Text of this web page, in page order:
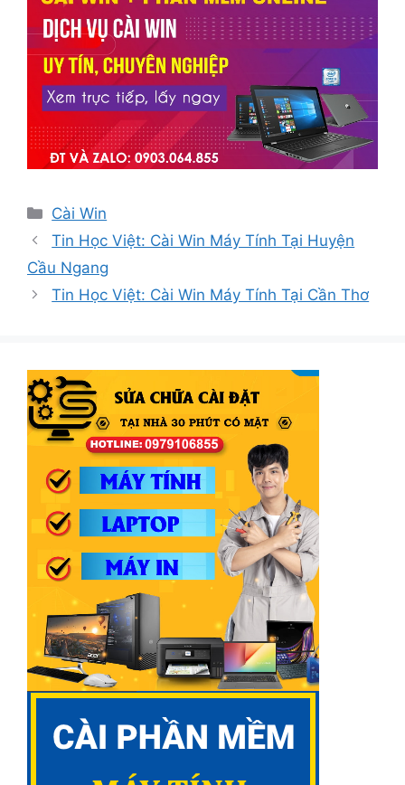
Danh
mục
Cài Win
Tin Học Việt: Cài Win Máy Tính Tại Huyện
Cầu Ngang
Tin Học Việt: Cài Win Máy Tính Tại Cần Thơ